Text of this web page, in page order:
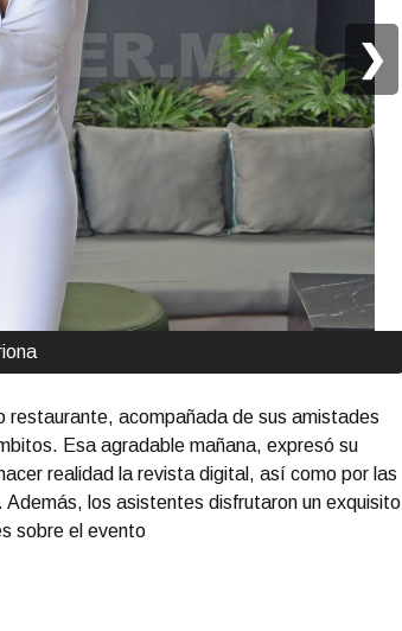
❯
restaurante, acompañada de sus amistades
Esa agradable mañana, expresó su
realidad la revista digital, así como por las
los asistentes disfrutaron un exquisito
sobre el evento